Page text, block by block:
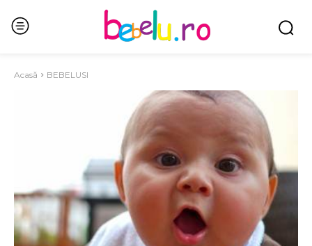
Acasă BEBELUSI